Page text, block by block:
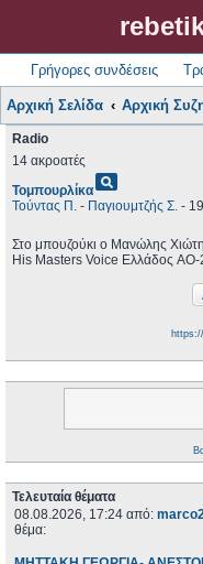
Γρήγορες συνδέσεις
Αρχική Σελίδα Αρχική
Radio
14 ακροατές
Τομπουρλίκαpageview
Τούντας Π. - Παγιουμτζής Σ. -
Στο μπουζούκι ο Μανώλης
His Masters Voice Ελλάδος
Τελευταία θέματα
08.08.2026, 17:24 από:
θέμα: